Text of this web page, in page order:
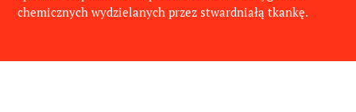
chemicznych wydzielanych przez stwardniałą tkankę.